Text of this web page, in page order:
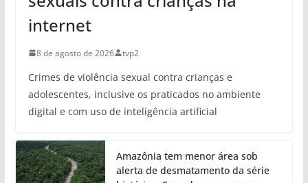
internet
8 de agosto de 2026 tvp2
Crimes de violência sexual contra crianças e
adolescentes, inclusive os praticados no ambiente
digital e com uso de inteligência artificial
Amazônia tem menor área sob
alerta de desmatamento da série